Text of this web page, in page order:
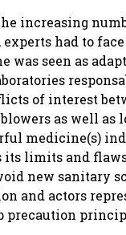
increasing
had to
seen as
of interest
as well as
medicine(s)
limits and
new sanitary
and actors